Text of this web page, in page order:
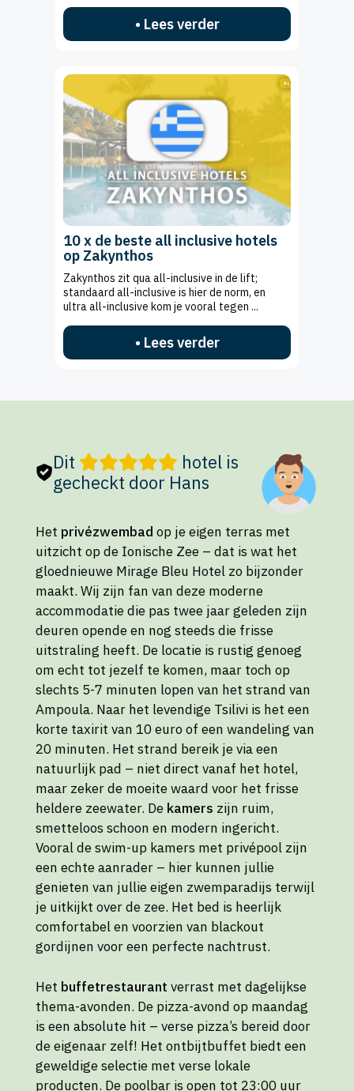
• Lees verder
10 x de beste all inclusive hotels
op Zakynthos
Zakynthos zit qua all-inclusive in de lift;
standaard all-inclusive is hier de norm, en
ultra all-inclusive kom je vooral tegen ...
• Lees verder
Dit
hotel is
gecheckt door Hans
Het privézwembad op je eigen terras met
uitzicht op de Ionische Zee – dat is wat het
gloednieuwe Mirage Bleu Hotel zo bijzonder
maakt. Wij zijn fan van deze moderne
accommodatie die pas twee jaar geleden zijn
deuren opende en nog steeds die frisse
uitstraling heeft. De locatie is rustig genoeg
om echt tot jezelf te komen, maar toch op
slechts 5-7 minuten lopen van het strand van
Ampoula. Naar het levendige Tsilivi is het een
korte taxirit van 10 euro of een wandeling van
20 minuten. Het strand bereik je via een
natuurlijk pad – niet direct vanaf het hotel,
maar zeker de moeite waard voor het frisse
heldere zeewater. De kamers zijn ruim,
smetteloos schoon en modern ingericht.
Vooral de swim-up kamers met privépool zijn
een echte aanrader – hier kunnen jullie
genieten van jullie eigen zwemparadijs terwijl
je uitkijkt over de zee. Het bed is heerlijk
comfortabel en voorzien van blackout
gordijnen voor een perfecte nachtrust.
Het buffetrestaurant verrast met dagelijkse
thema-avonden. De pizza-avond op maandag
is een absolute hit – verse pizza’s bereid door
de eigenaar zelf! Het ontbijtbuffet biedt een
geweldige selectie met verse lokale
producten. De poolbar is open tot 23:00 uur